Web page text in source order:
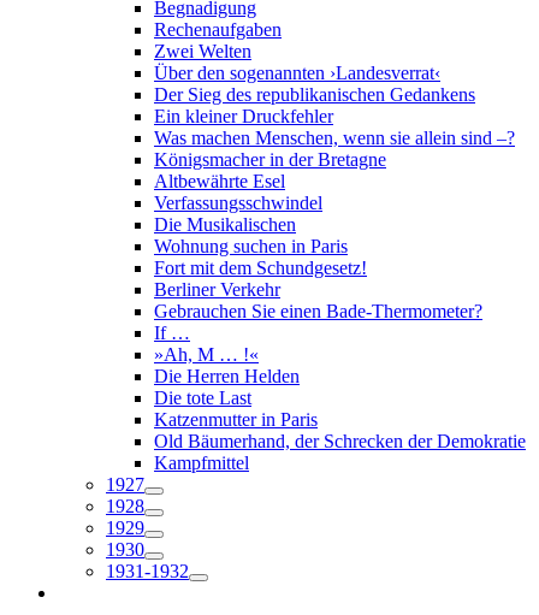
Begnadigung
Rechenaufgaben
Zwei Welten
Über den sogenannten ›Landesverrat‹
Der Sieg des republikanischen Gedankens
Ein kleiner Druckfehler
Was machen Menschen, wenn sie allein sind –?
Königsmacher in der Bretagne
Altbewährte Esel
Verfassungsschwindel
Die Musikalischen
Wohnung suchen in Paris
Fort mit dem Schundgesetz!
Berliner Verkehr
Gebrauchen Sie einen Bade-Thermometer?
If …
»Ah, M … !«
Die Herren Helden
Die tote Last
Katzenmutter in Paris
Old Bäumerhand, der Schrecken der Demokratie
Kampfmittel
1927
1928
1929
1930
1931-1932